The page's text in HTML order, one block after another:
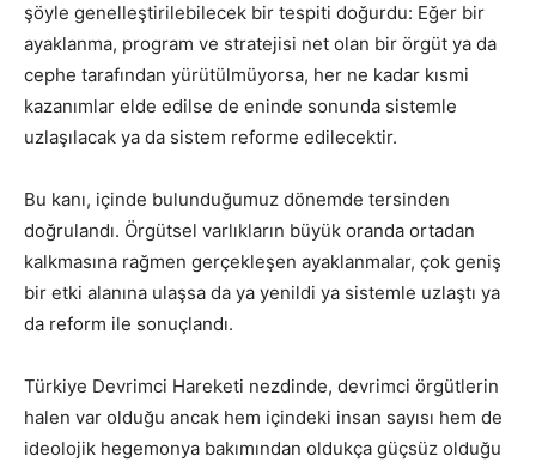
şöyle genelleştirilebilecek bir tespiti doğurdu: Eğer bir
ayaklanma, program ve stratejisi net olan bir örgüt ya da
cephe tarafından yürütülmüyorsa, her ne kadar kısmi
kazanımlar elde edilse de eninde sonunda sistemle
uzlaşılacak ya da sistem reforme edilecektir.
Bu kanı, içinde bulunduğumuz dönemde tersinden
doğrulandı. Örgütsel varlıkların büyük oranda ortadan
kalkmasına rağmen gerçekleşen ayaklanmalar, çok geniş
bir etki alanına ulaşsa da ya yenildi ya sistemle uzlaştı ya
da reform ile sonuçlandı.
Türkiye Devrimci Hareketi nezdinde, devrimci örgütlerin
halen var olduğu ancak hem içindeki insan sayısı hem de
ideolojik hegemonya bakımından oldukça güçsüz olduğu